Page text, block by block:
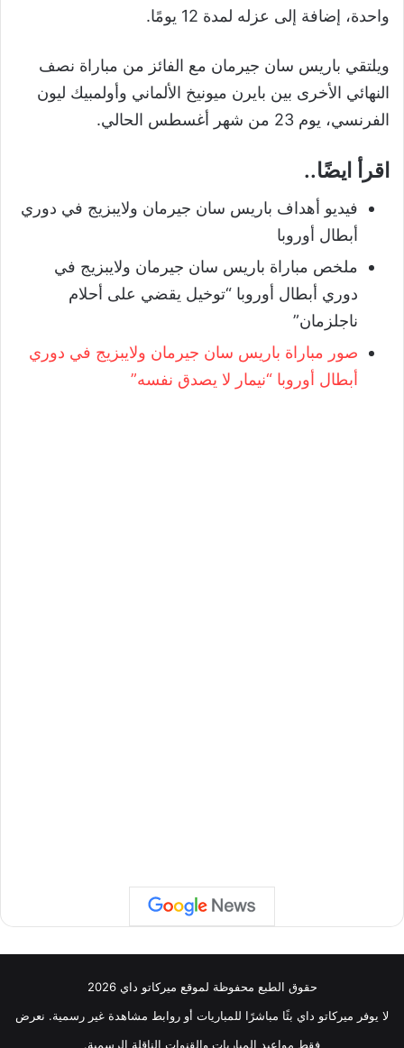
واحدة، إضافة إلى عزله لمدة 12 يومًا.
ويلتقي باريس سان جيرمان مع الفائز من مباراة نصف
النهائي الأخرى بين بايرن ميونيخ الألماني وأولمبيك ليون
الفرنسي، يوم 23 من شهر أغسطس الحالي.
اقرأ ايضًا..
فيديو أهداف باريس سان جيرمان ولايبزيج في دوري
أبطال أوروبا
ملخص مباراة باريس سان جيرمان ولايبزيج في
دوري أبطال أوروبا “توخيل يقضي على أحلام
ناجلزمان”
صور مباراة باريس سان جيرمان ولايبزيج في دوري
أبطال أوروبا “نيمار لا يصدق نفسه”
حقوق الطبع محفوظة لموقع ميركاتو داي 2026
لا يوفر ميركاتو داي بثًا مباشرًا للمباريات أو روابط مشاهدة غير رسمية. نعرض
فقط مواعيد المباريات والقنوات الناقلة الرسمية.